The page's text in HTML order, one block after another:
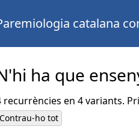
catalana
ha que
recurrències en 4 variants.
Contrau-ho tot